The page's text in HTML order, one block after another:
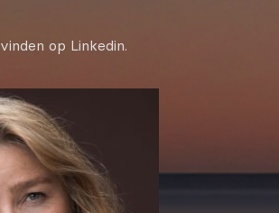
vinden op Linkedin.